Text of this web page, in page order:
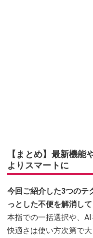
【まとめ】最新機
よりスマートに
今回ご紹介した3つのテ
っとした不便を解消し
本指での一括選択や、
快適さは使い方次第で